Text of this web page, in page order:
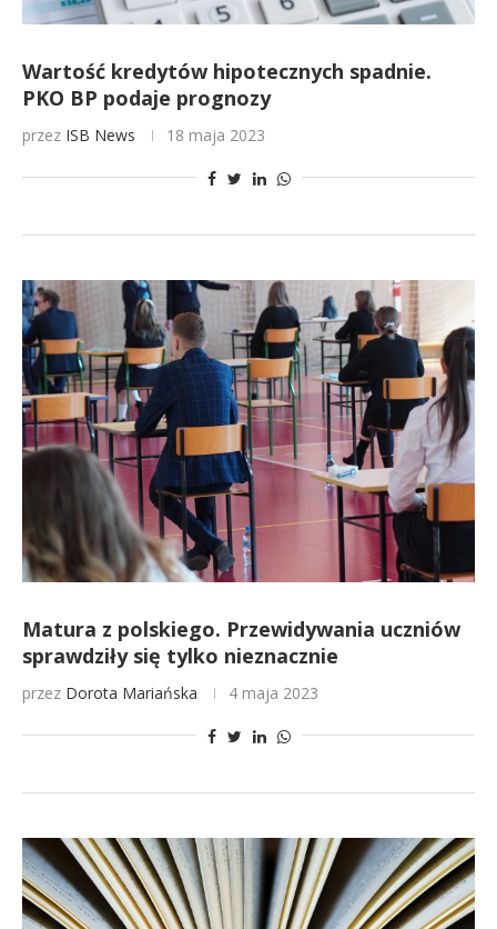
Wartość kredytów hipotecznych spadnie.
PKO BP podaje prognozy
przez ISB News 18 maja 2023
Matura z polskiego. Przewidywania uczniów
sprawdziły się tylko nieznacznie
przez Dorota Mariańska 4 maja 2023